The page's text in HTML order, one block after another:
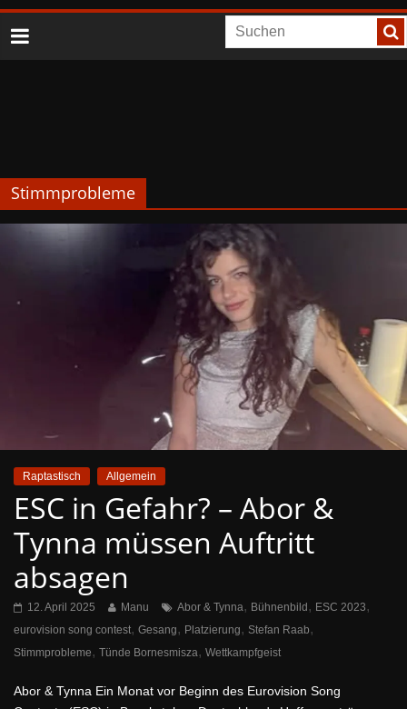
Stimmprobleme
Raptastisch Allgemein
ESC in Gefahr? – Abor &
Tynna müssen Auftritt
absagen
12. April 2025 Manu Abor & Tynna, Bühnenbild , ESC 2023,
eurovision song contest, Gesang, Platzierung, Stefan Raab,
Stimmprobleme, Tünde Bornesmisza, Wettkampfgeist
Abor & Tynna Ein Monat vor Beginn des Eurovision Song